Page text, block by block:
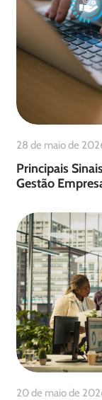
28 de maio de
Principais
Gestão
20 de maio de